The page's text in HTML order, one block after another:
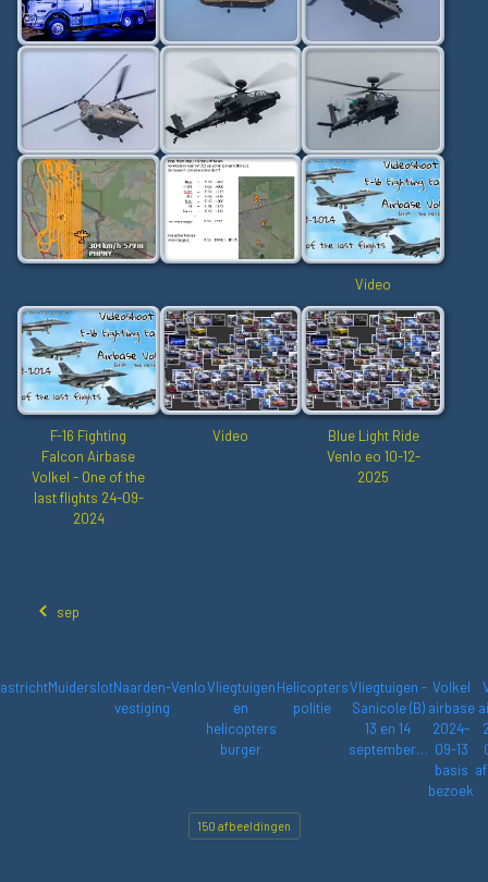
Video
F-16 Fighting
Falcon Airbase
Volkel - One of the
last flights 24-09-
2024
Video
Blue Light Ride
Venlo eo 10-12-
2025
sep
MuiderslotNaarden-
vestiging
VenloVliegtuigen
en
helicopters
burger
Helicopters
politie
Vliegtuigen -
Sanicole (B)
13 en 14
september…
Volkel
airbase
2024-
09-13
basis
bezoek
150 afbeeldingen